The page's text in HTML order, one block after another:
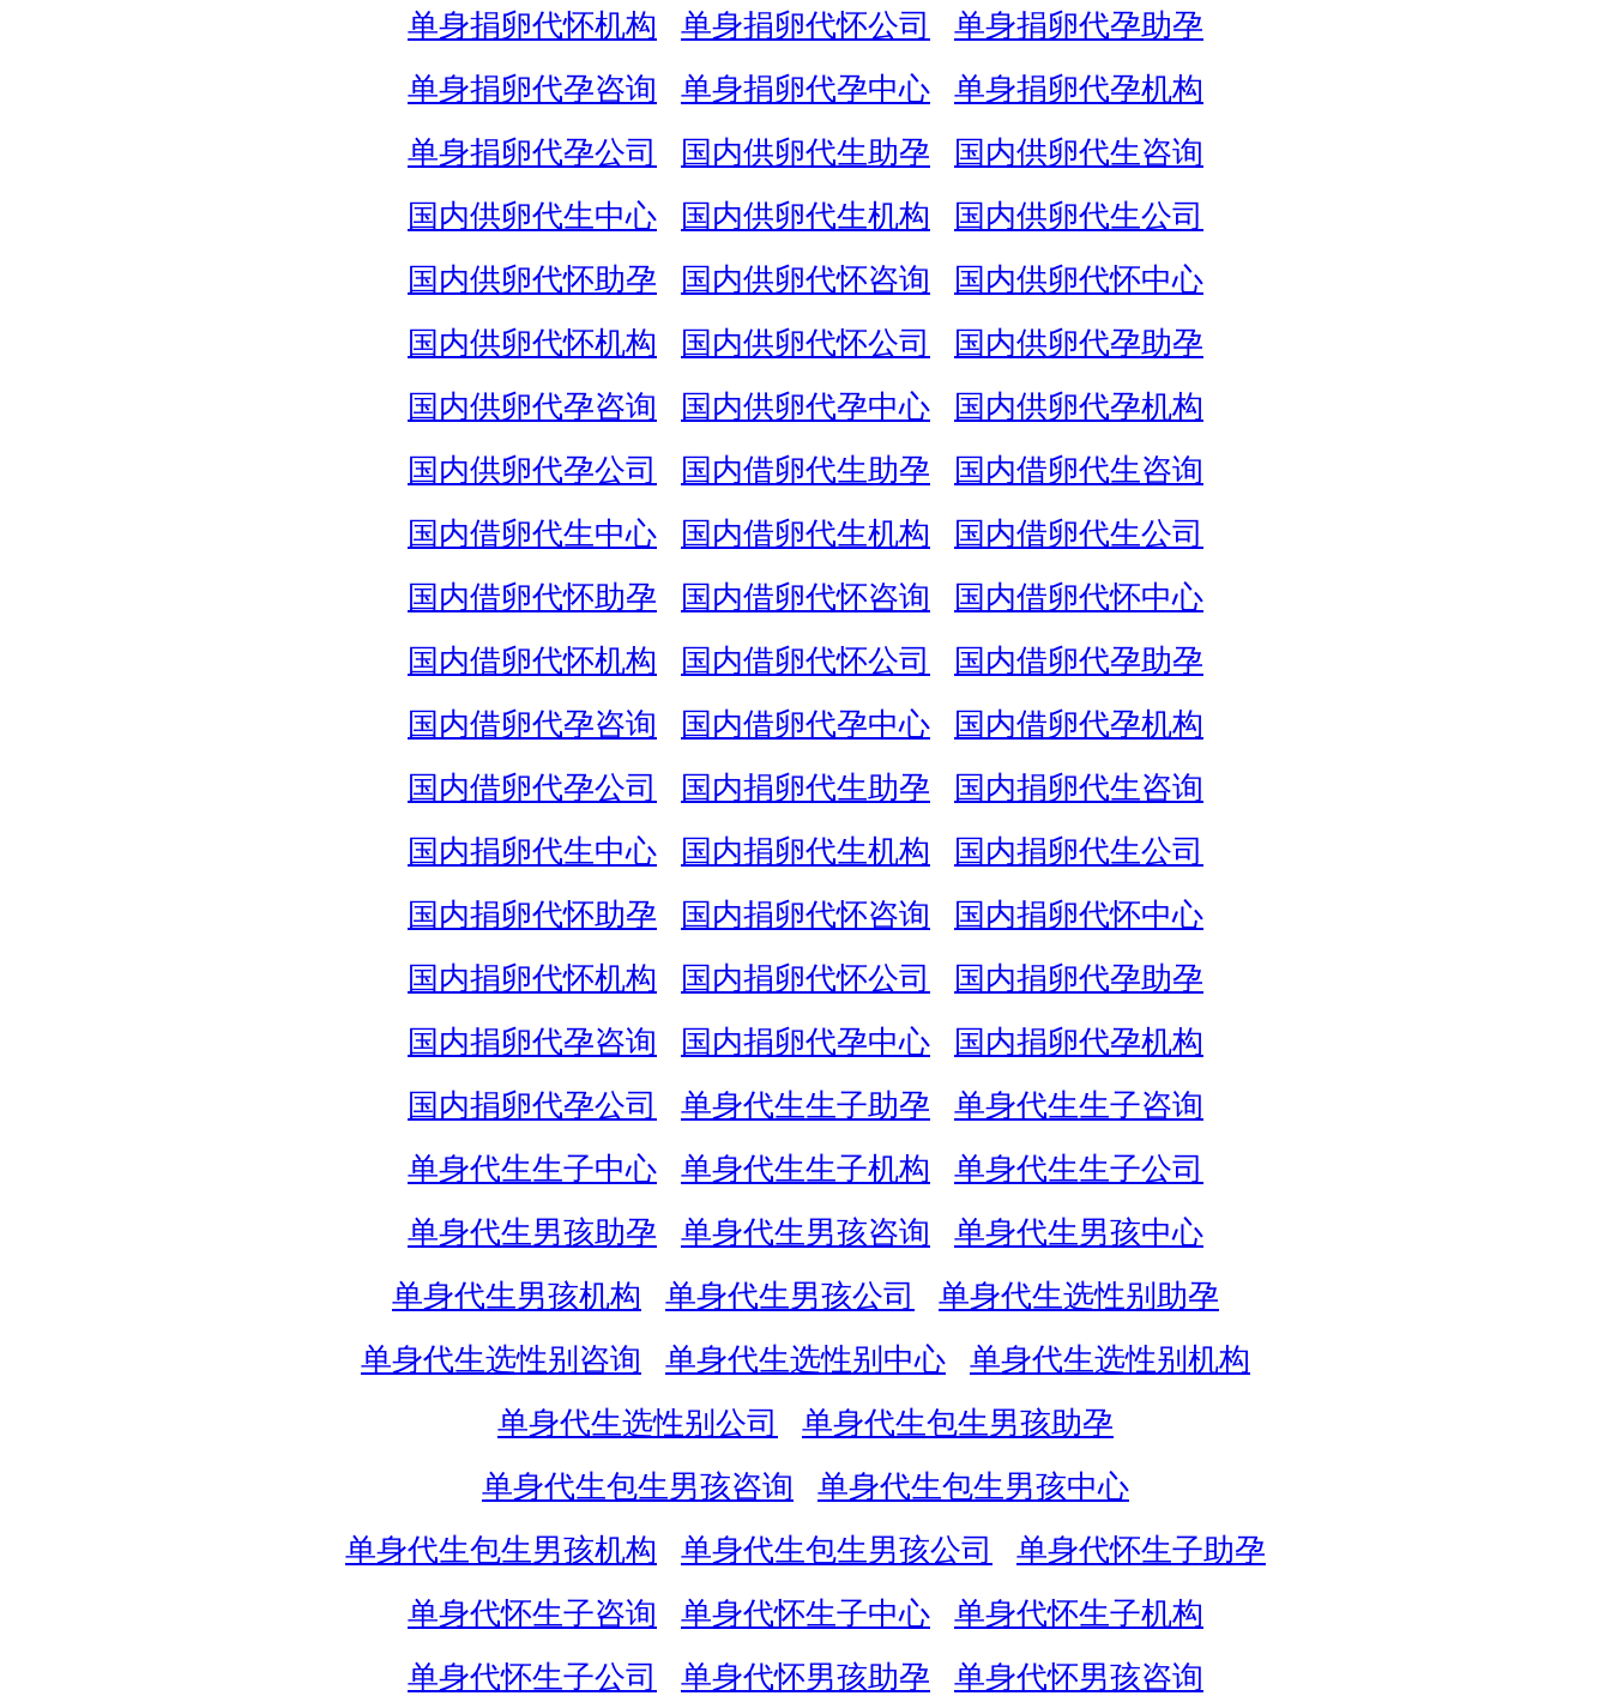
单身捐卵代怀机构
单身捐卵代怀公司
单身捐卵代孕助孕
单身捐卵代孕咨询
单身捐卵代孕中心
单身捐卵代孕机构
单身捐卵代孕公司
国内供卵代生助孕
国内供卵代生咨询
国内供卵代生中心
国内供卵代生机构
国内供卵代生公司
国内供卵代怀助孕
国内供卵代怀咨询
国内供卵代怀中心
国内供卵代怀机构
国内供卵代怀公司
国内供卵代孕助孕
国内供卵代孕咨询
国内供卵代孕中心
国内供卵代孕机构
国内供卵代孕公司
国内借卵代生助孕
国内借卵代生咨询
国内借卵代生中心
国内借卵代生机构
国内借卵代生公司
国内借卵代怀助孕
国内借卵代怀咨询
国内借卵代怀中心
国内借卵代怀机构
国内借卵代怀公司
国内借卵代孕助孕
国内借卵代孕咨询
国内借卵代孕中心
国内借卵代孕机构
国内借卵代孕公司
国内捐卵代生助孕
国内捐卵代生咨询
国内捐卵代生中心
国内捐卵代生机构
国内捐卵代生公司
国内捐卵代怀助孕
国内捐卵代怀咨询
国内捐卵代怀中心
国内捐卵代怀机构
国内捐卵代怀公司
国内捐卵代孕助孕
国内捐卵代孕咨询
国内捐卵代孕中心
国内捐卵代孕机构
国内捐卵代孕公司
单身代生生子助孕
单身代生生子咨询
单身代生生子中心
单身代生生子机构
单身代生生子公司
单身代生男孩助孕
单身代生男孩咨询
单身代生男孩中心
单身代生男孩机构
单身代生男孩公司
单身代生选性别助孕
单身代生选性别咨询
单身代生选性别中心
单身代生选性别机构
单身代生选性别公司
单身代生包生男孩助孕
单身代生包生男孩咨询
单身代生包生男孩中心
单身代生包生男孩机构
单身代生包生男孩公司
单身代怀生子助孕
单身代怀生子咨询
单身代怀生子中心
单身代怀生子机构
单身代怀生子公司
单身代怀男孩助孕 单身代怀男孩咨询